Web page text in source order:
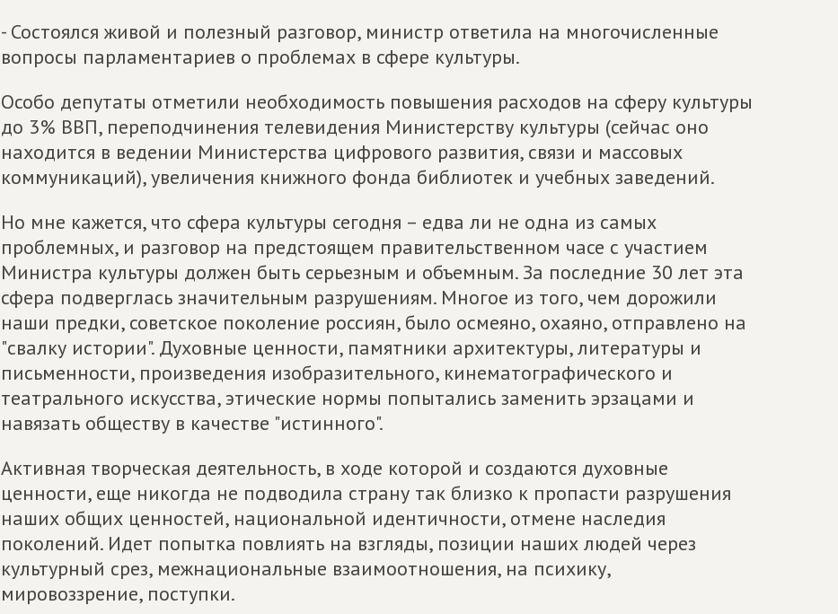
- Состоялся живой и полезный разговор, министр ответила на многочисленные
вопросы парламентариев о проблемах в сфере культуры.
Особо депутаты отметили необходимость повышения расходов на сферу культуры
до 3% ВВП, переподчинения телевидения Министерству культуры (сейчас оно
находится в ведении Министерства цифрового развития, связи и массовых
коммуникаций), увеличения книжного фонда библиотек и учебных заведений.
Но мне кажется, что сфера культуры сегодня – едва ли не одна из самых
проблемных, и разговор на предстоящем правительственном часе с участием
Министра культуры должен быть серьезным и объемным. За последние 30 лет эта
сфера подверглась значительным разрушениям. Многое из того, чем дорожили
наши предки, советское поколение россиян, было осмеяно, охаяно, отправлено на
"свалку истории". Духовные ценности, памятники архитектуры, литературы и
письменности, произведения изобразительного, кинематографического и
театрального искусства, этические нормы попытались заменить эрзацами и
навязать обществу в качестве "истинного".
Активная творческая деятельность, в ходе которой и создаются духовные
ценности, еще никогда не подводила страну так близко к пропасти разрушения
наших общих ценностей, национальной идентичности, отмене наследия
поколений. Идет попытка повлиять на взгляды, позиции наших людей через
культурный срез, межнациональные взаимоотношения, на психику,
мировоззрение, поступки.